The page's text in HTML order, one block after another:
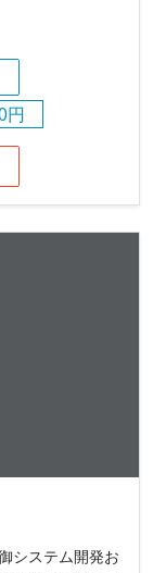
円
システム開発お